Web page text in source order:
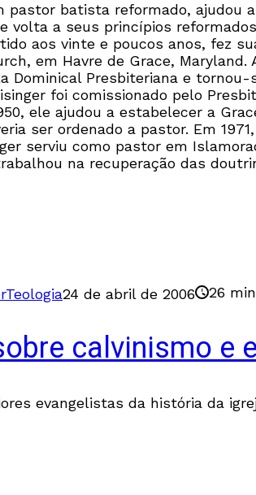
pastor batista reformado,
volta a seus princípios
aos vinte e poucos anos, fez
em Havre de Grace,
Dominical Presbiteriana e
foi comissionado pelo
ele ajudou a estabelecer a
ser ordenado a pastor. Em
serviu como pastor em
na recuperação das
Teologia24 de abril de 2006 26
calvinismo e
evangelistas da história da